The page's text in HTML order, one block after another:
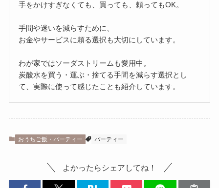
手をかけすぎなくても、買っても、頼ってもOK。
手間や迷いを減らすために、
お金やサービスに頼る選択も大切にしています。
わが家ではソーダストリームも愛用中。
炭酸水を買う・運ぶ・捨てる手間を減らす選択とし
て、実際に使って感じたことも紹介しています。
おうちご飯・パーティー パーティー
よかったらシェアしてね！